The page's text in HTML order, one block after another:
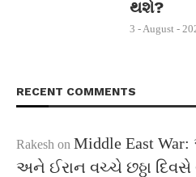
થશે?
3 - August -
RECENT COMMENTS
Rakesh on Middle East
અને ઈરાન વચ્ચે છઠ્ઠા